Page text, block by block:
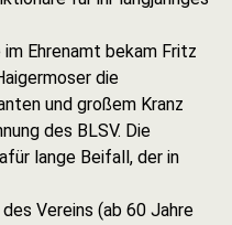
Ehrenamt bekam Fritz
die
und großem Kranz
des BLSV. Die
lange Beifall, der in
Vereins (ab 60 Jahre